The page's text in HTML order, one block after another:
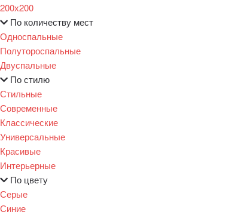
200х200
По количеству мест
Односпальные
Полутороспальные
Двуспальные
По стилю
Стильные
Современные
Классические
Универсальные
Красивые
Интерьерные
По цвету
Серые
Синие